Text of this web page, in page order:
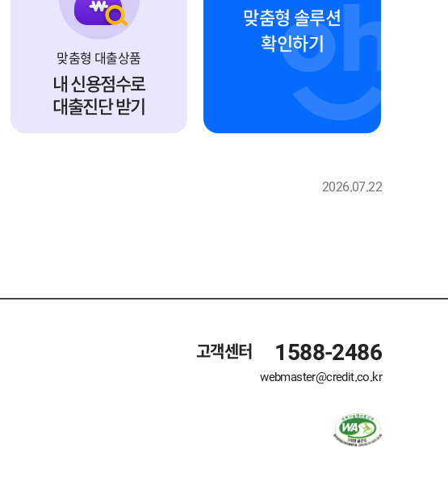
맞춤형 대출상품
내 신용점수로
대출진단 받기
신용부터
담보까지 진단
맞춤 채무조정 솔루션
맞춤형 솔루션
확인하기
2026.07.22
고객센터 1588-2486
webmaster@credit.co.kr